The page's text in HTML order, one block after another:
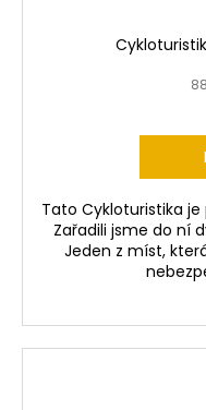
Tato Cykloturistika
Zařadili jsme do ní
Jeden z míst,